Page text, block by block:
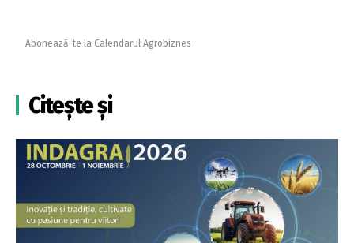
Abonează-te la Calendarul Agrobiznes
Citește și